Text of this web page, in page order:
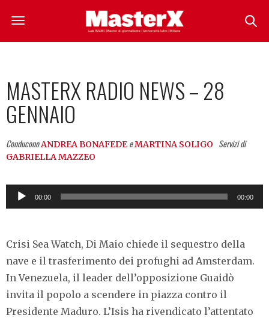
MASTERX RADIO NEWS – 28
GENNAIO
ConduconoANDREA BONAFEDE eMARTINA SOLIGO Servizi di
GABRIELLA MAZZEO
Audio
Player
00:00 00:00
Crisi Sea Watch, Di Maio chiede il sequestro della
nave e il trasferimento dei profughi ad Amsterdam.
In Venezuela, il leader dell’opposizione Guaidò
invita il popolo a scendere in piazza contro il
Presidente Maduro. L’Isis ha rivendicato l’attentato